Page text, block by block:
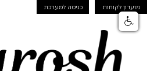
מועדון לקוחות כניסה למערכת